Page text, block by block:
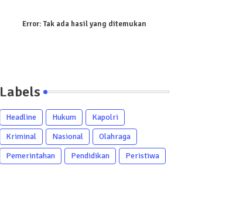
Error:Tak ada hasil yang ditemukan
Labels
Headline Hukum
Kapolri
Kriminal
Nasional
Olahraga
Pemerintahan
Pendidikan Peristiwa